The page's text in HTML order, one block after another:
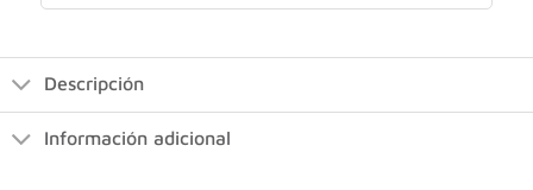
Descripción
Información adicional